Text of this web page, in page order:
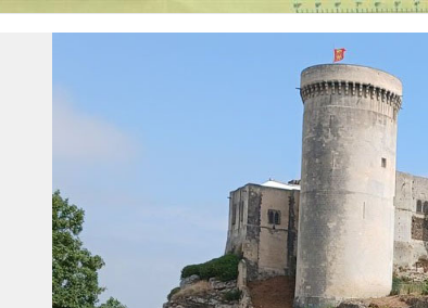
passionnés de Véhicules Militaires de toutes nationalités et de toutes